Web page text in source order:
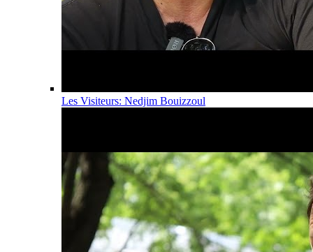
Les Visiteurs: Nedjim Bouizzoul